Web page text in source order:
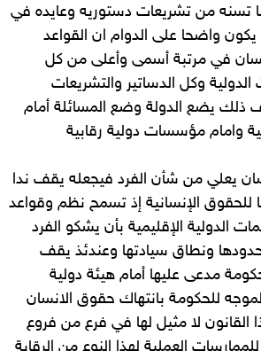
تسنه من تشريعات دستوريه وعايده في
واضحا على الدوام ان القواعد
في مرتبة أسمى وأعلى من كل
الدولية وكل الدساتير والتشريعات
ذلك يضع الدولة وضع المسائلة أمام
وامام مؤسسات دولية رقابية
يعلي من شأن الفرد فيجعله يقف ندا
للحقوق الإنسانية إذ تسمح نظم وقواعد
الدولية الإقليمية بأن يشكو الفرد
ونطاق سيادتها وعندئذ يقف
مدعى عليها أمام هيئة دولية
للحكومة بانتهاك حقوق الانسان
القانون لا مثيل لها في فرع من فروع